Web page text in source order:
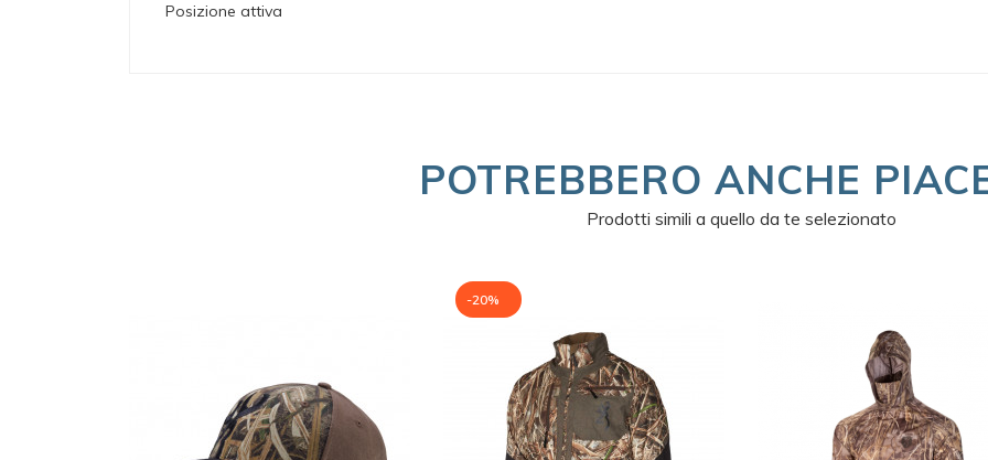
Posizione attiva
POTREBBERO ANCHE
Prodotti simili a quello da te selezionato
-20%